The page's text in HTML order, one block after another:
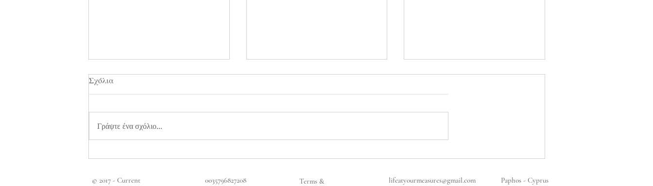
ΓΡΙΠΗ - Απάντηση σε
πεποιθήσεις, φόβος και πίστη
Η Παγίδα των
Η Παγίδα των
Σχόλια
Γράψτε ένα σχόλιο...
© 2017 - Current
0035796827208 Terms & lifeatyourmeasures@gmail.com Paphos - Cyprus